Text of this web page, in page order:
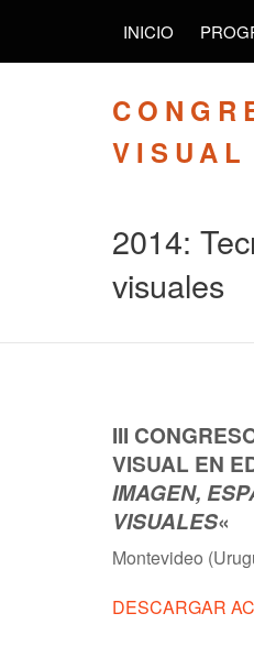
INICIO
VISUAL
2014:
visuales
III
VISUAL EN
IMAGEN,
VISUALES«
Montevideo
DESCARGAR